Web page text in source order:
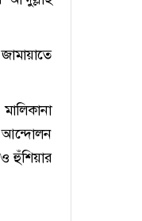
আন্দোলন
হুঁশিয়ার